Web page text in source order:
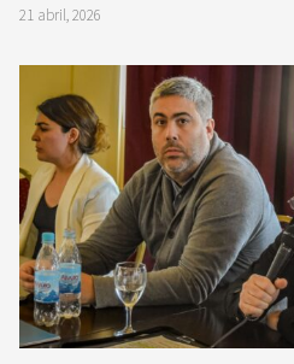
21 abril, 2026